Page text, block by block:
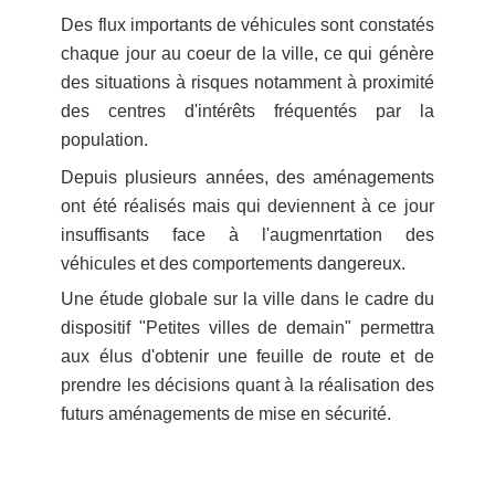
Des flux importants de véhicules sont constatés
chaque jour au coeur de la ville, ce qui génère
des situations à risques notamment à proximité
des centres d'intérêts fréquentés par la
population.
Depuis plusieurs années, des aménagements
ont été réalisés mais qui deviennent à ce jour
insuffisants face à l'augmenrtation des
véhicules et des comportements dangereux.
Une étude globale sur la ville dans le cadre du
dispositif "Petites villes de demain" permettra
aux élus d'obtenir une feuille de route et de
prendre les décisions quant à la réalisation des
futurs aménagements de mise en sécurité.